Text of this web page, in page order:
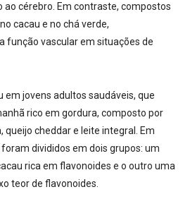
cérebro. Em contraste, compostos
cacau e no chá verde,
função vascular em situações de
em jovens adultos saudáveis, que
rico em gordura, composto por
cheddar e leite integral. Em
divididos em dois grupos: um
rica em flavonoides e o outro uma
teor de flavonoides.